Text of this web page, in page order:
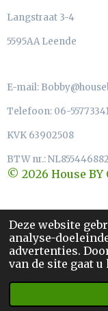
Deze website
analyse-
advertenties.
van de site gaat
Langstraat 3-4
5595AA Leende
E-mail:
Telefoon: 06-
KVK 63902508
BTW nr.:
© 2026 House BY